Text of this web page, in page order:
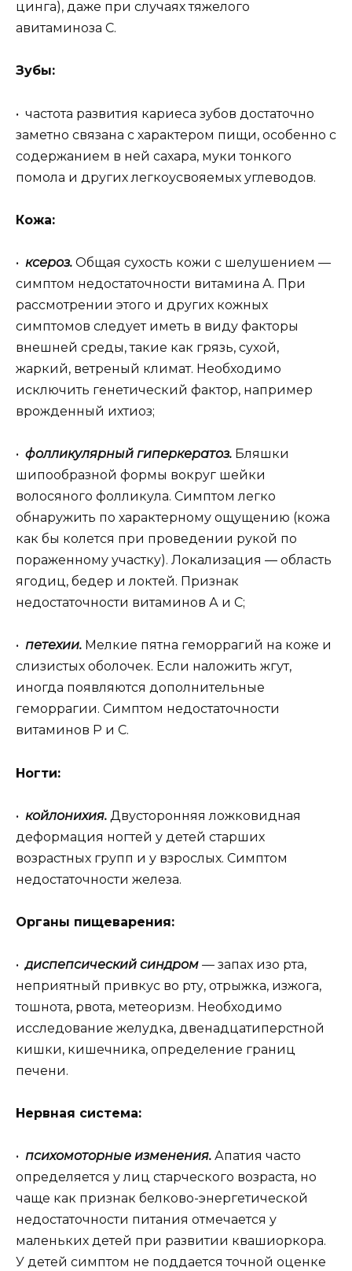
цинга), даже при случаях тяжелого
авитаминоза С.
Зубы:
• частота развития кариеса зубов достаточно
заметно связана с характером пищи, особенно с
содержанием в ней сахара, муки тонкого
помола и других легкоусвояемых углеводов.
Кожа:
• ксероз. Общая сухость кожи с шелушением —
симптом недостаточности витамина А. При
рассмотрении этого и других кожных
симптомов следует иметь в виду факторы
внешней среды, такие как грязь, сухой,
жаркий, ветреный климат. Необходимо
исключить генетический фактор, например
врожденный ихтиоз;
• фолликулярный гиперкератоз. Бляшки
шипообразной формы вокруг шейки
волосяного фолликула. Симптом легко
обнаружить по характерному ощущению (кожа
как бы колется при проведении рукой по
пораженному участку). Локализация — область
ягодиц, бедер и локтей. Признак
недостаточности витаминов А и С;
• петехии. Мелкие пятна геморрагий на коже и
слизистых оболочек. Если наложить жгут,
иногда появляются дополнительные
геморрагии. Симптом недостаточности
витаминов Р и С.
Ногти:
• койлонихия. Двусторонняя ложковидная
деформация ногтей у детей старших
возрастных групп и у взрослых. Симптом
недостаточности железа.
Органы пищеварения:
• диспепсический синдром — запах изо рта,
неприятный привкус во рту, отрыжка, изжога,
тошнота, рвота, метеоризм. Необходимо
исследование желудка, двенадцатиперстной
кишки, кишечника, определение границ
печени.
Нервная система:
• психомоторные изменения. Апатия часто
определяется у лиц старческого возраста, но
чаще как признак белково-энергетической
недостаточности питания отмечается у
маленьких детей при развитии квашиоркора.
У детей симптом не поддается точной оценке